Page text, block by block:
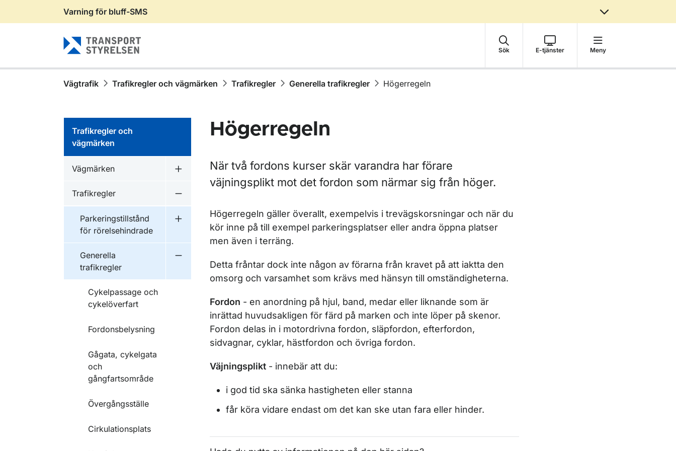
Gå till sidans innehåll
Varning för bluff-SMS
Sök E-tjänster Meny
Vägtrafik Trafikregler och vägmärken Trafikregler Generella trafikregler Högerregeln
Trafikregler och
vägmärken
Vägmärken
Undermeny för Vägmärken
Trafikregler
Parkeringstillstånd
för rörelsehindrade
Undermeny för Parkeringstillstånd för rörelsehindrade
Generella
trafikregler
Undermeny för Generella trafikregler
Cykelpassage och
cykelöverfart
Fordonsbelysning
Gågata, cykelgata
och
gångfartsområde
Övergångsställe
Cirkulationsplats
Högerregeln
När två fordons kurser skär varandra har förare
väjningsplikt mot det fordon som närmar sig från höger.
Högerregeln gäller överallt, exempelvis i trevägskorsningar och när du
kör inne på till exempel parkeringsplatser eller andra öppna platser
men även i terräng.
Detta fråntar dock inte någon av förarna från kravet på att iaktta den
omsorg och varsamhet som krävs med hänsyn till omständigheterna.
Fordon - en anordning på hjul, band, medar eller liknande som är
inrättad huvudsakligen för färd på marken och inte löper på skenor.
Fordon delas in i motordrivna fordon, släpfordon, efterfordon,
sidvagnar, cyklar, hästfordon och övriga fordon.
Väjningsplikt - innebär att du:
i god tid ska sänka hastigheten eller stanna
får köra vidare endast om det kan ske utan fara eller hinder.